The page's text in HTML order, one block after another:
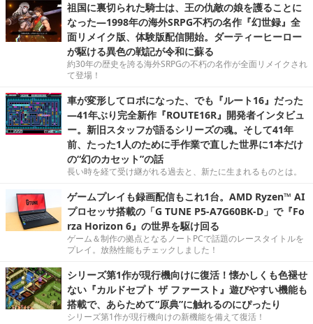
祖国に裏切られた騎士は、王の仇敵の娘を護ることに
なった―1998年の海外SRPG不朽の名作『幻世録』全
面リメイク版、体験版配信開始。ダーティーヒーロー
が駆ける異色の戦記が令和に蘇る
約30年の歴史を誇る海外SRPGの不朽の名作が全面リメイクされ
て登場！
車が変形してロボになった、でも『ルート16』だった
―41年ぶり完全新作『ROUTE16R』開発者インタビュ
ー。新旧スタッフが語るシリーズの魂。そして41年
前、たった1人のために手作業で直した世界に1本だけ
の“幻のカセット”の話
長い時を経て受け継がれる過去と、新たに生まれるものとは。
ゲームプレイも録画配信もこれ1台。AMD Ryzen™ AI
プロセッサ搭載の「G TUNE P5-A7G60BK-D」で『Fo
rza Horizon 6』の世界を駆け回る
ゲーム＆制作の拠点となるノートPCで話題のレースタイトルを
プレイ。放熱性能もチェックしました！
シリーズ第1作が現行機向けに復活！懐かしくも色褪せ
ない『カルドセプト ザ ファースト』遊びやすい機能も
搭載で、あらためて“原典”に触れるのにぴったり
シリーズ第1作が現行機向けの新機能を備えて復活！